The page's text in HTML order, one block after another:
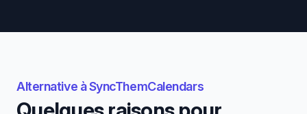
Alternative à SyncThemCalendars